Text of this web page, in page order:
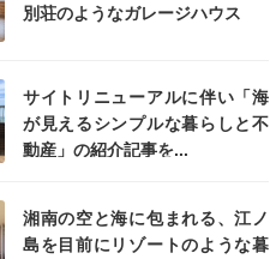
別荘のようなガレージハウス
サイトリニューアルに伴い「海
が見えるシンプルな暮らしと不
動産」の紹介記事を...
湘南の空と海に包まれる、江ノ
島を目前にリゾートのような暮